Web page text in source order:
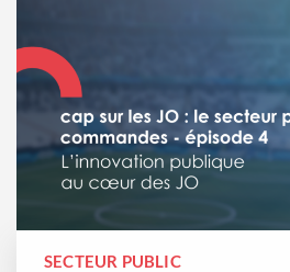
SECTEUR PUBLIC